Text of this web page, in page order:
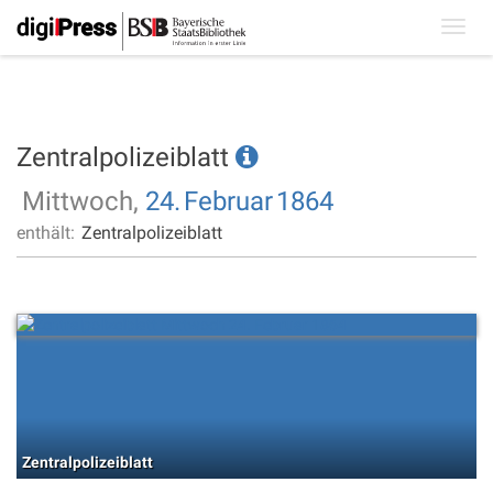
Zentralpolizeiblatt
Mittwoch, 24. Februar1864
enthält: Zentralpolizeiblatt
Zentralpolizeiblatt